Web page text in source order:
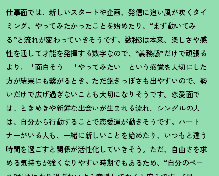
仕事面では、新しいスタートや企画、発信に追い風が吹くタイ
ミング。やってみたかったことを始めたり、“まず動いてみ
る”と流れが変わっていきそうです。数秘3は本来、楽しさや感
性を通して才能を発揮する数字なので、 “義務感”だけで頑張る
より、「面白そう」「やってみたい」という感覚を大切にした
方が結果にも繋がるとき。ただ飽きっぽさも出やすいので、勢
いだけで広げ過ぎないことも大切になりそうです。恋愛面で
は、ときめきや新鮮な出会いが生まれる流れ。シングルの人
は、自分から行動することで恋愛運が動きそうです。パート
ナーがいる人も、一緒に新しいことを始めたり、いつもと違う
時間を過ごすと関係が活性化していきそう。ただ、自由さを求
める気持ちが強くなりやすい時期でもあるため、“自分のペー